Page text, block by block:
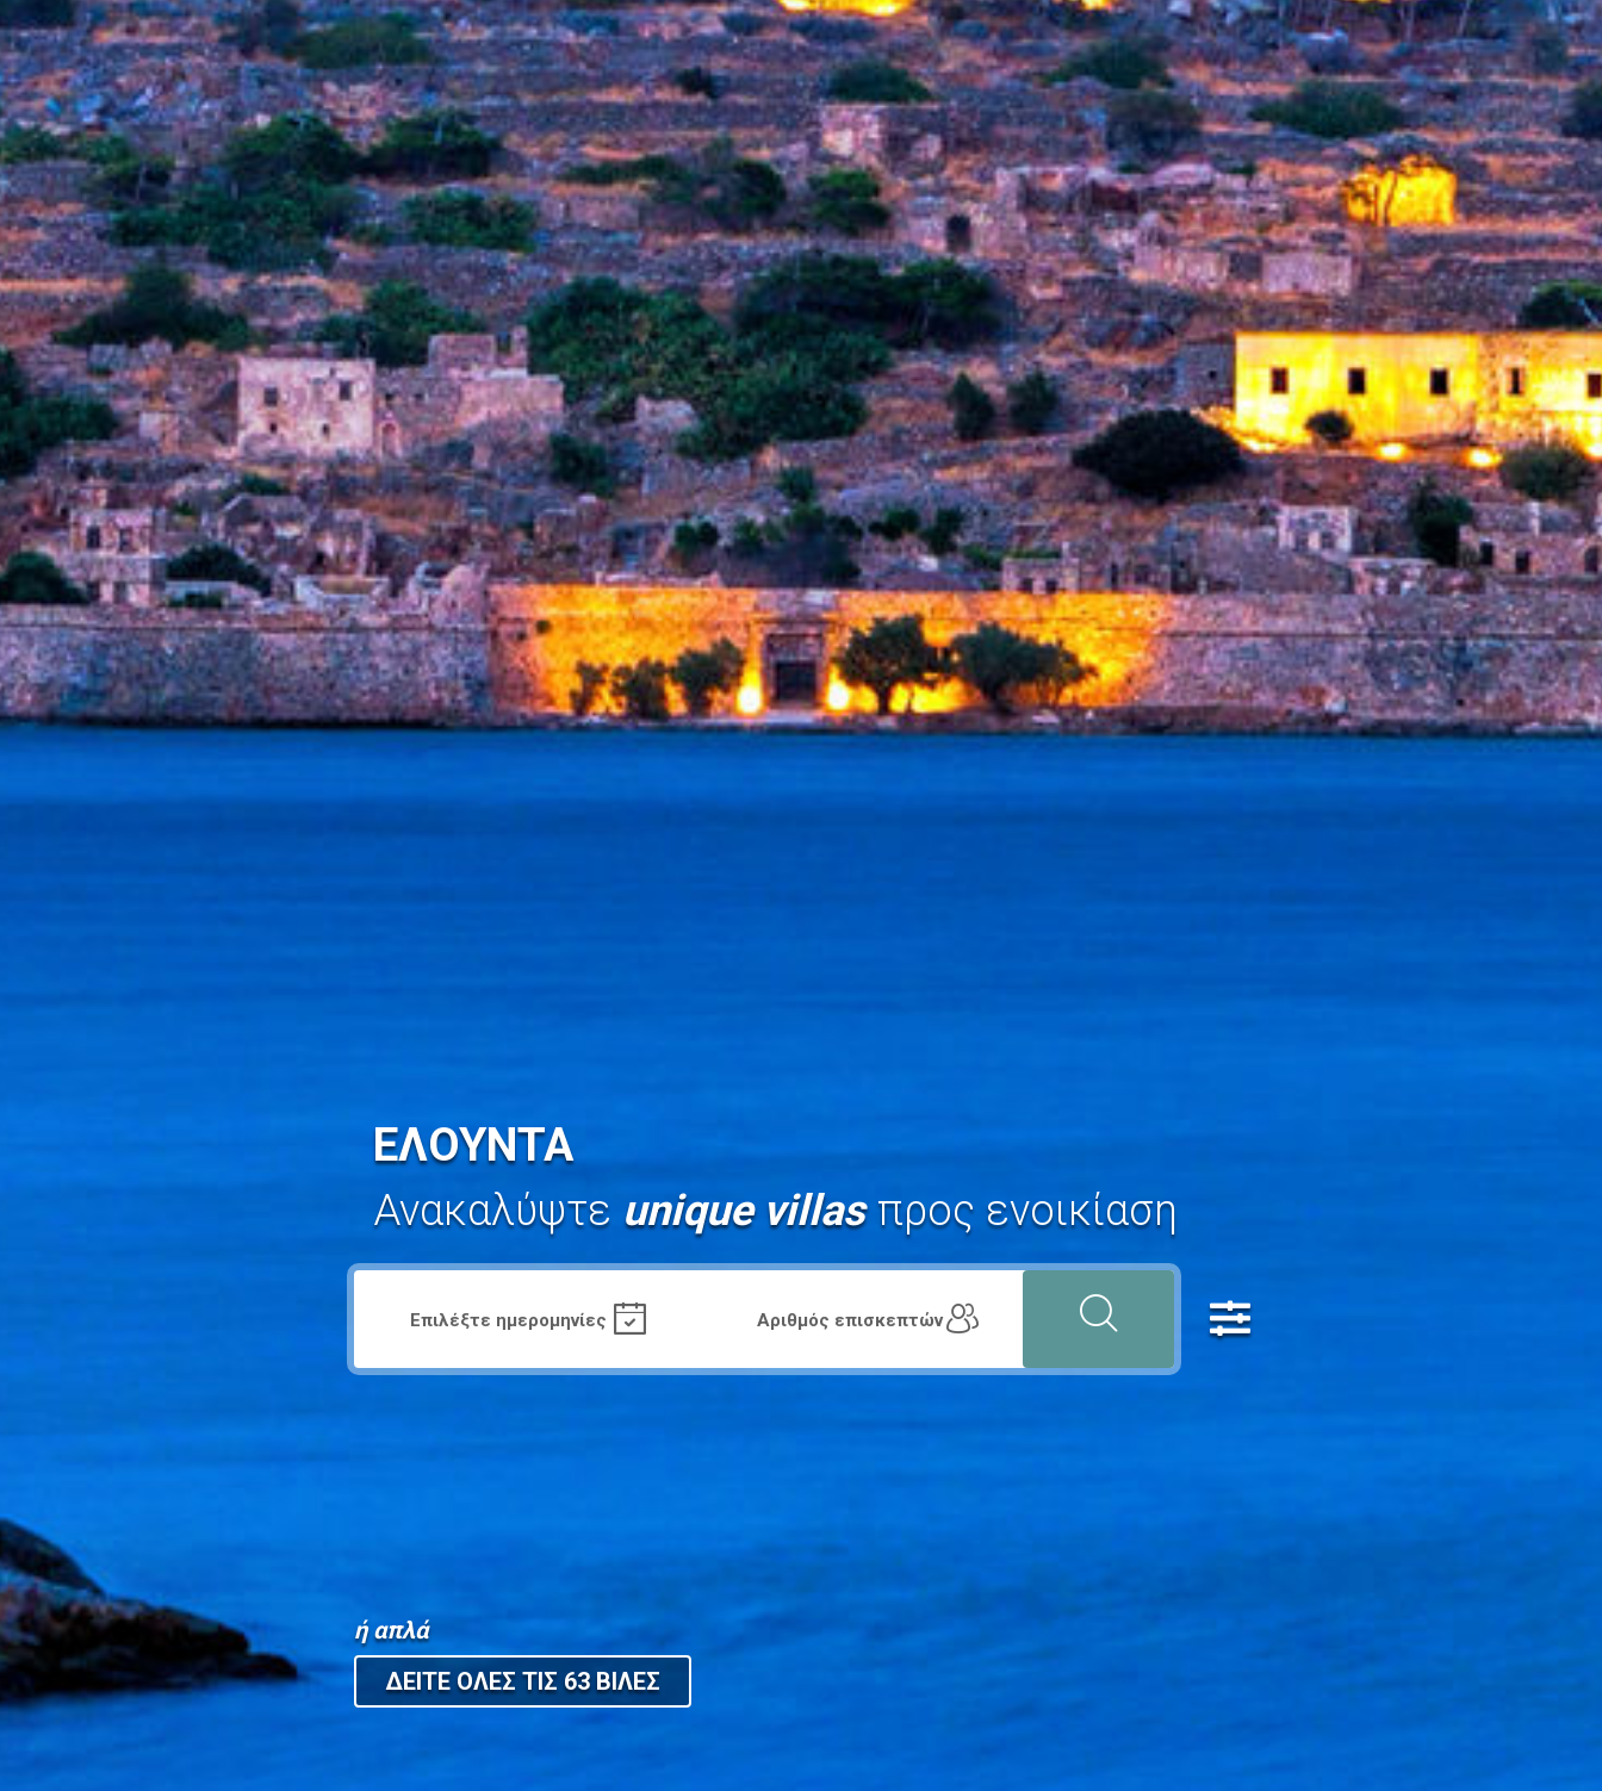
ΕΛΟΥΝΤΑ
Ανακαλύψτε unique villasπρος ενοικίαση
ή απλά
ΔΕΙΤΕ ΟΛΕΣ ΤΙΣ 63 ΒΙΛΕΣ